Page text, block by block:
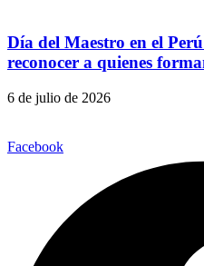
Día del Maestro en el
reconocer a quienes
6 de julio de 2026
Facebook